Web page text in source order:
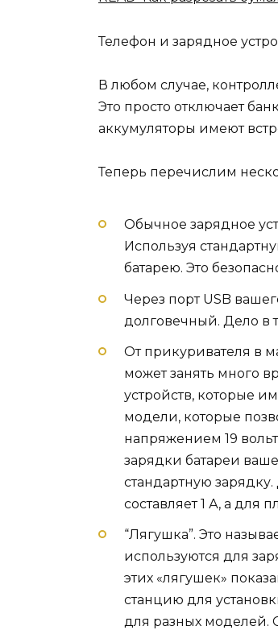
Телефон и зарядное
В любом случае,
Это просто отключает
аккумуляторы имеют
Теперь перечислим
Обычное зарядное
Используя
батарею. Это
Через порт USB
долговечный. Дело в
От прикуривателя в
может занять много
устройств, которые
модели, которые
напряжением 19
зарядки батареи
стандартную
составляет 1 А, а для
“Лягушка”. Это
используются для
этих «лягушек»
станцию ​​для
для разных моделей.